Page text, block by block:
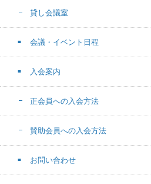
貸し会議室
会議・イベント日程
入会案内
正会員への入会方法
賛助会員への入会方法
お問い合わせ